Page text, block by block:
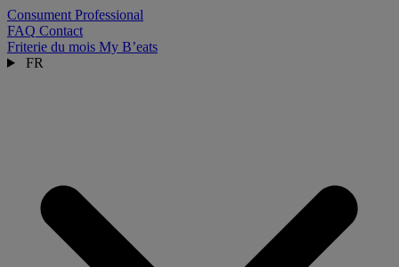
Consument Professional
FAQ Contact
Friterie du mois My B’eats
FR